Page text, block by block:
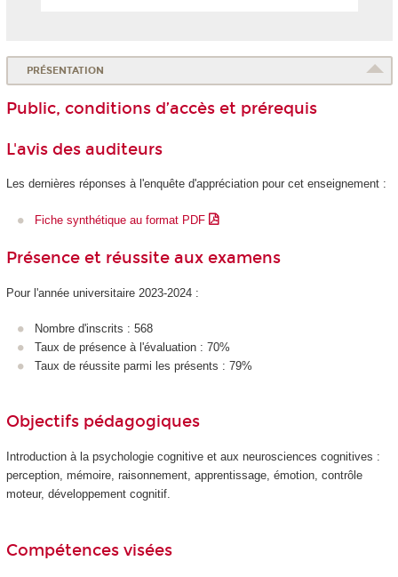
PRÉSENTATION
Public, conditions d’accès et prérequis
L'avis des auditeurs
Les dernières réponses à l'enquête d'appréciation pour cet enseignement :
Fiche synthétique au format PDF
Présence et réussite aux examens
Pour l'année universitaire 2023-2024 :
Nombre d'inscrits : 568
Taux de présence à l'évaluation : 70%
Taux de réussite parmi les présents : 79%
Objectifs pédagogiques
Introduction à la psychologie cognitive et aux neurosciences cognitives :
perception, mémoire, raisonnement, apprentissage, émotion, contrôle
moteur, développement cognitif.
Compétences visées